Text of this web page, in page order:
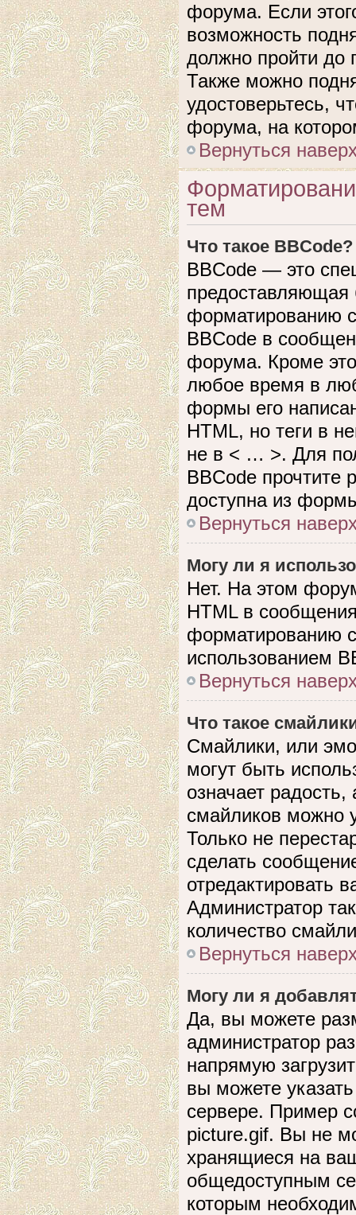
форума. Если
возможность
должно пройти до
Также можно
удостоверьтесь,
форума, на
Вернуться
тем
Что такое BBCode?
BBCode — это
предоставляющая
форматированию
BBCode в
форума. Кроме
любое время в
формы его
HTML, но теги в
не в < … >. Для
BBCode прочтите
доступна из
Вернуться
Могу ли я
Нет. На этом
HTML в
форматированию
использованием
Вернуться
Что такое
Смайлики, или
могут быть
означает
смайликов можно
Только не
сделать
отредактировать
Администратор
количество
Вернуться
Могу ли я
Да, вы можете
администратор
напрямую
вы можете
сервере. Пример
picture.gif. Вы не
хранящиеся на
общедоступным
которым